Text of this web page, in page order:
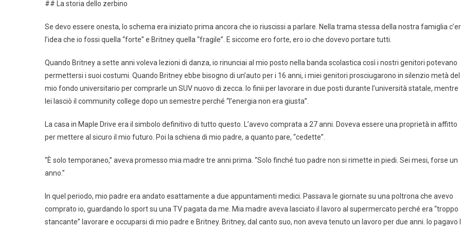
## La storia dello zerbino
Se devo essere onesta, lo schema era iniziato prima ancora che io riuscissi a parlare. Nella trama stessa della nostra famiglia
l’idea che io fossi quella “forte” e Britney quella “fragile”. E siccome ero forte, ero io che dovevo portare tutti.
Quando Britney a sette anni voleva lezioni di danza, io rinunciai al mio posto nella banda scolastica così i nostri genitori potevano
permettersi i suoi costumi. Quando Britney ebbe bisogno di un’auto per i 16 anni, i miei genitori prosciugarono in silenzio metà del
mio fondo universitario per comprarle un SUV nuovo di zecca. Io finii per lavorare in due posti durante l’università statale, mentre
lei lasciò il community college dopo un semestre perché “l’energia non era giusta”.
La casa in Maple Drive era il simbolo definitivo di tutto questo. L’avevo comprata a 27 anni. Doveva essere una proprietà in affitto
per mettere al sicuro il mio futuro. Poi la schiena di mio padre, a quanto pare, “cedette”.
“È solo temporaneo,” aveva promesso mia madre tre anni prima. “Solo finché tuo padre non si rimette in piedi. Sei mesi, forse un
anno.”
In quel periodo, mio padre era andato esattamente a due appuntamenti medici. Passava le giornate su una poltrona che avevo
comprato io, guardando lo sport su una TV pagata da me. Mia madre aveva lasciato il lavoro al supermercato perché era “troppo
stancante” lavorare e occuparsi di mio padre e Britney. Britney, dal canto suo, non aveva tenuto un lavoro per due anni. Io pagavo